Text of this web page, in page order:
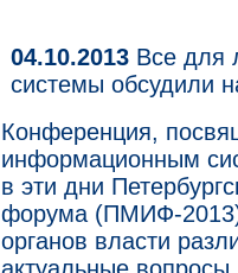
04.10.2013 Все для
системы обсудили
Конференция,
информационным
в эти дни
форума (ПМИФ-
органов власти